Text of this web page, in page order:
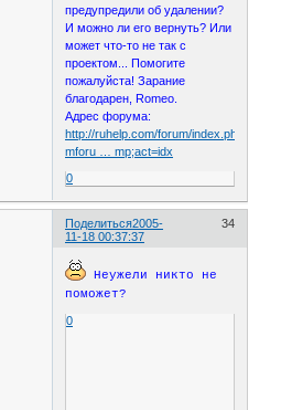
предупредили об удалении?
И можно ли его вернуть? Или
может что-то не так с
проектом... Помогите
пожалуйста! Зарание
благодарен, Romeo.
Адрес форума:
http://ruhelp.com/forum/index.php?
mforu … mp;act=idx
0
Поделиться 34
2005-
11-18 00:37:37
Неужели никто не
поможет?
0